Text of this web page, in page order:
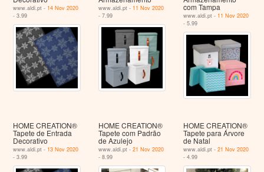
www.aldi.pt - 14 Nov 2020
- 3.99
www.aldi.pt - 11 Nov 2020
- 7.99
com Tampa
www.aldi.pt - 11 Nov 2020
- 5.99
HOME CREATION®
Tapete de Entrada
Decorativo
www.aldi.pt - 13 Nov 2020
- 3.99
HOME CREATION®
Tapete com Padrão
de Azulejo
www.aldi.pt - 21 Nov 2020
- 8.99
HOME CREATION®
Tapete para Árvore
de Natal
www.aldi.pt -21 Nov 2020
- 4.99